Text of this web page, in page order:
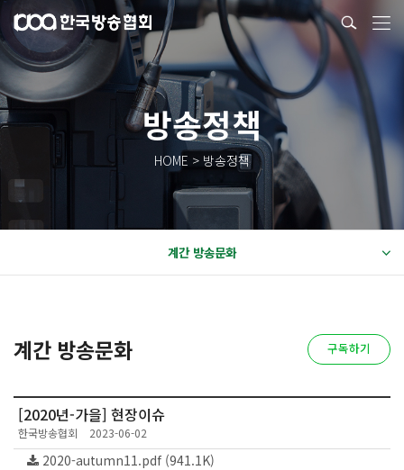
방송정책
HOME > 방송정책
계간 방송문화
계간 방송문화 구독하기
[2020년-가을] 현장이슈
한국방송협회 2023-06-02
2020-autumn11.pdf (941.1K)